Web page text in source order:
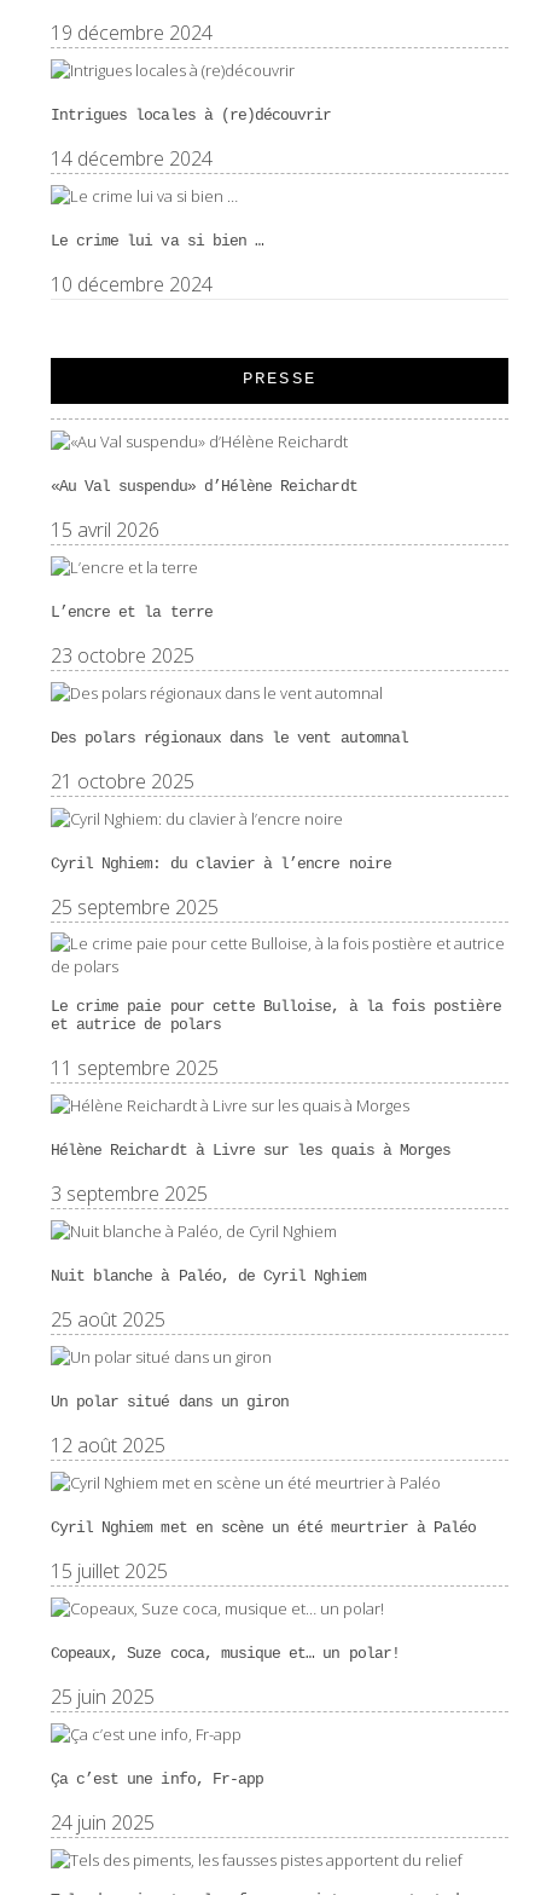
19 décembre 2024
Intrigues locales à (re)découvrir
14 décembre 2024
Le crime lui va si bien …
10 décembre 2024
PRESSE
«Au Val suspendu» d’Hélène Reichardt
15 avril 2026
L’encre et la terre
23 octobre 2025
Des polars régionaux dans le vent automnal
21 octobre 2025
Cyril Nghiem: du clavier à l’encre noire
25 septembre 2025
Le crime paie pour cette Bulloise, à la fois postière
et autrice de polars
11 septembre 2025
Hélène Reichardt à Livre sur les quais à Morges
3 septembre 2025
Nuit blanche à Paléo, de Cyril Nghiem
25 août 2025
Un polar situé dans un giron
12 août 2025
Cyril Nghiem met en scène un été meurtrier à Paléo
15 juillet 2025
Copeaux, Suze coca, musique et… un polar!
25 juin 2025
Ça c’est une info, Fr-app
24 juin 2025